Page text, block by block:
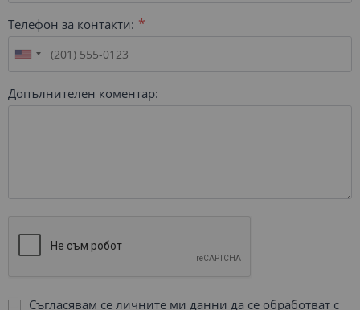
Телефон за контакти:
Допълнителен коментар:
Съгласявам се личните ми данни да се обработват с